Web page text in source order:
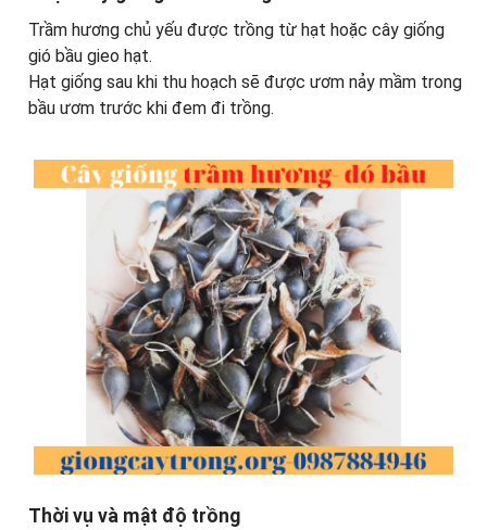
Trầm hương chủ yếu được trồng từ hạt hoặc cây giống
gió bầu gieo hạt.
Hạt giống sau khi thu hoạch sẽ được ươm nảy mầm trong
bầu ươm trước khi đem đi trồng.
Thời vụ và mật độ trồng